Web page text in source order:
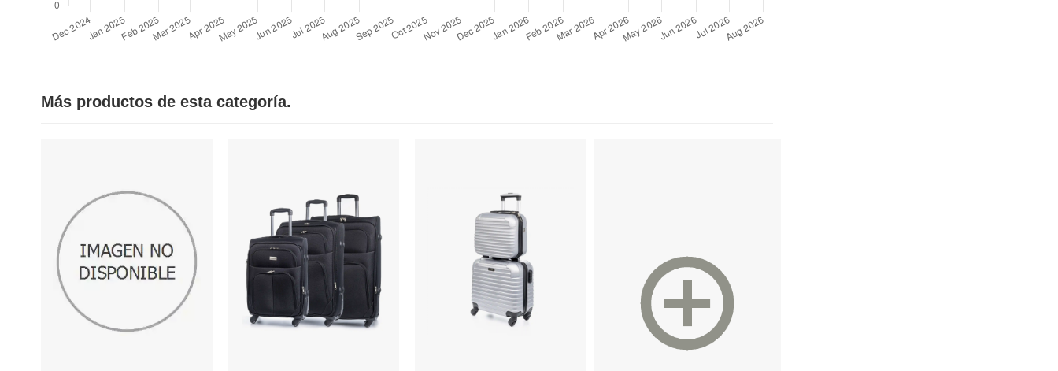
Más productos de esta categoría.